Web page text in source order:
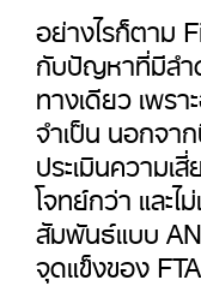
อย่างไรก็ตาม
กับปัญหาที่มีลำ
ทางเดียว เพร
จำเป็น นอกจา
ประเมินความเ
โจทย์กว่า และไ
สัมพันธ์แบบ
จุดแข็งของ FTA